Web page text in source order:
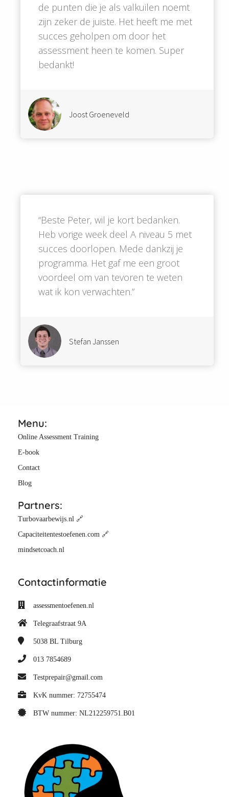
de punten die je als valkuilen noemt
zijn zeker de juiste. Het heeft me met
succes geholpen om door het
assessment heen te komen. Super
bedankt!
Joost Groeneveld
“Beste Peter, wil je kort bedanken.
Heb vorige week deel A niveau 5 met
succes doorlopen. Mede dankzij je
programma. Het gaf me een groot
voordeel om van tevoren te weten
wat ik kon verwachten.”
Stefan Janssen
Menu:
Online Assessment Training
E-book
Contact
Blog
Partners:
Turbovaarbewijs.nl 🔗
Capaciteitentestoefenen.com 🔗
mindsetcoach.nl
Contactinformatie
assessmentoefenen.nl
Telegraafstraat 9A
5038 BL Tilburg
013 7854689
Testprepair@gmail.com
KvK nummer: 72755474
BTW nummer: NL212259751.B01